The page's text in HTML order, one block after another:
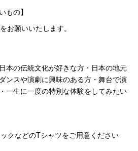
もの】
願いいたします。
本の伝統文化が好きな方・日本の地元
ンスや演劇に興味のある方・舞台で演
一生に一度の特別な体験をしてみたい
クなどのTシャツをご用意ください